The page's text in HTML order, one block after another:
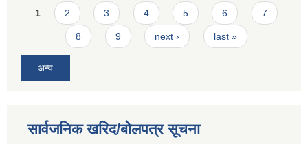
Pages
1 2 3 4 5 6 7
8 9 next › last »
अन्य
सार्वजनिक खरिद/बोलपत्र सूचना